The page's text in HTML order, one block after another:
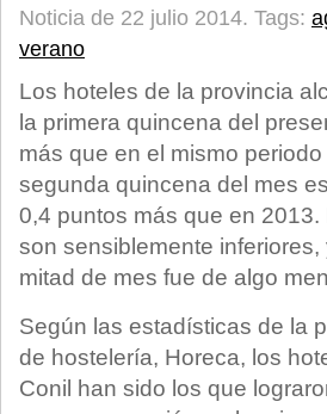
Noticia de 22 julio 2014. Tags:
verano
Los hoteles de la provincia
la primera quincena del
más que en el mismo
segunda quincena del mes
0,4 puntos más que en
son sensiblemente
mitad de mes fue de algo
Según las estadísticas de la
de hostelería, Horeca, los
Conil han sido los que